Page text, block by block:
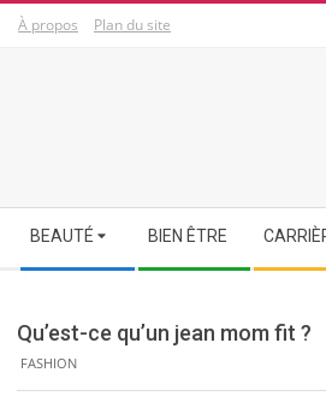
SkipÀ propos Plan du site
Secondary
Navigation
Menu
BEAUTÉ BIEN ÊTRE
Qu’est-ce qu’un jean mom fit ?
FASHION